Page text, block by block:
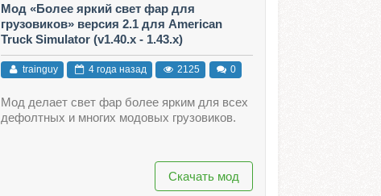
Мод «Более яркий свет фар для
грузовиков» версия 2.1 для American
Truck Simulator (v1.40.x - 1.43.x)
trainguy 4 года назад 2125 0
Мод делает свет фар более ярким для всех
дефолтных и многих модовых грузовиков.
Скачать мод